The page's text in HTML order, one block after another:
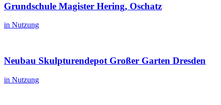
Grundschule Magister Hering, Oschatz
in Nutzung
Neubau Skulpturendepot Großer Garten Dresden
in Nutzung